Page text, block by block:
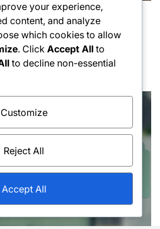
anticipo Tecniche: Errori
Tecnica
your experience,
content, and analyze
which cookies to allow
. Click Accept All to
to decline non-essential
Customize
Reject All
Accept All